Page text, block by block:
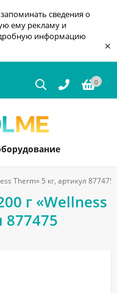
сведения о
ему рекламу и
информацию
×
0
Therm» 5 кг, артикул 877475
г «Wellness
877475